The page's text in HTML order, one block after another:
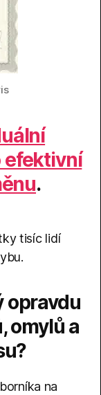
efektivní
.
tisíc lidí
opravdu
omylů a
na